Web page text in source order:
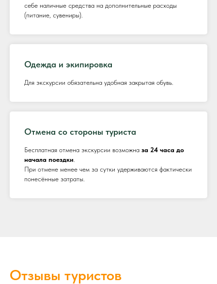
себе наличные средства на дополнительные расходы
(питание, сувениры).
Одежда и экипировка
Для экскурсии обязательна удобная закрытая обувь.
Отмена со стороны туриста
Бесплатная отмена экскурсии возможна за 24 часа до
начала поездки
При отмене менее чем за сутки удерживаются фактически
понесённые затраты.
Отзывы туристов